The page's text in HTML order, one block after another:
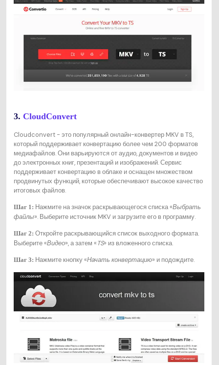
3. CloudConvert
Cloudconvert - это популярный онлайн-конвертер MKV в TS,
который поддерживает конвертацию более чем 200 форматов
медиафайлов. Они варьируются от аудио, документов и видео
до электронных книг, презентаций и изображений. Сервис
поддерживает конвертацию в облаке и оснащен множеством
продвинутых функций, которые обеспечивают высокое качество
итоговых файлов.
Шаг 1: Нажмите на значок раскрывающегося списка «Выбрать
файлы». Выберите источник MKV и загрузите его в программу.
Шаг 2: Откройте раскрывающийся список выходного формата.
Выберите «Видео», а затем «TS» из вложенного списка.
Шаг 3: Нажмите кнопку «Начать конвертацию» и подождите.